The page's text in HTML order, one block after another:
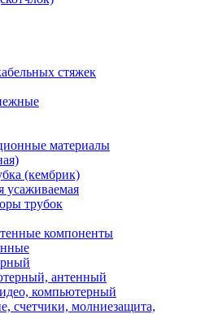
стяжек
материалы
(кембрик)
усаживаемая
трубок
компоненты
антенный
компьютерный
счетчики, молниезащита,